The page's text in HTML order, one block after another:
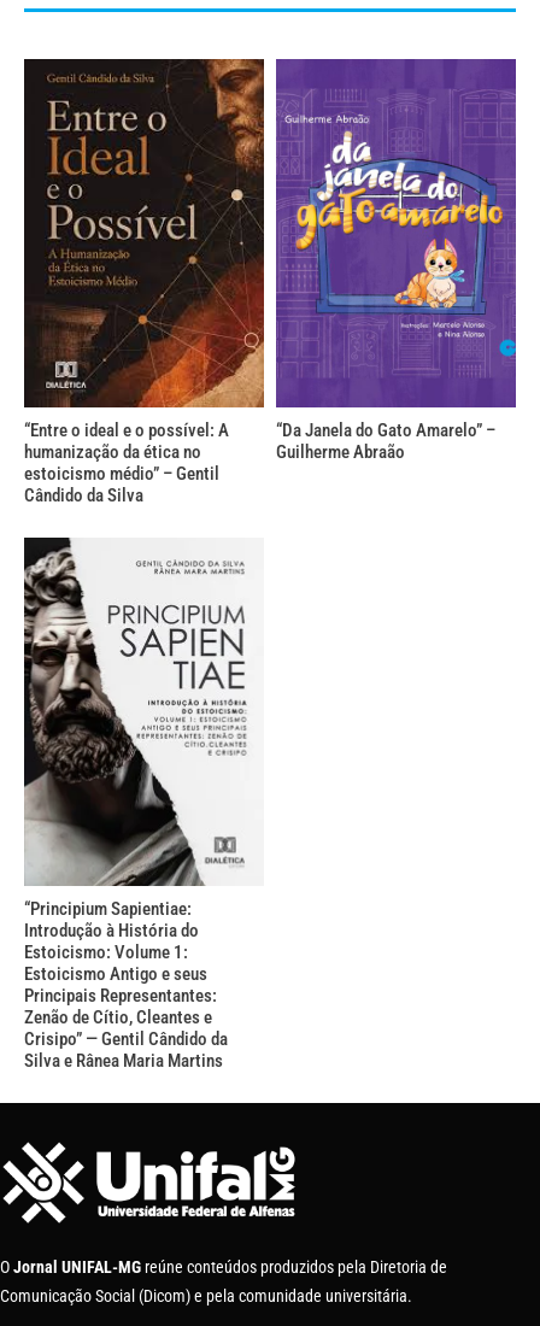
“Entre o ideal e o possível: A
humanização da ética no
estoicismo médio” – Gentil
Cândido da Silva
“Da Janela do Gato Amarelo” –
Guilherme Abraão
“Principium Sapientiae:
Introdução à História do
Estoicismo: Volume 1:
Estoicismo Antigo e seus
Principais Representantes:
Zenão de Cítio, Cleantes e
Crisipo” — Gentil Cândido da
Silva e Rânea Maria Martins
OJornal UNIFAL-MG reúne conteúdos produzidos pela Diretoria de
Comunicação Social (Dicom) e pela comunidade universitária.